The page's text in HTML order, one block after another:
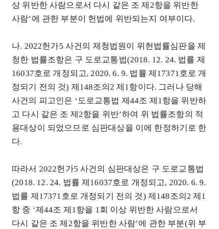
상 위반한 사람으로서 다시 같은 조 제2항을 위반한
사람’에 관한 부분이 헌법에 위반되는지 여부이다.
나. 2022헌가5 사건의 제청법원이 위헌법률심판을 제
청한 법률조항은 구 도로교통법(2018. 12. 24. 법률 제
16037호로 개정되고, 2020. 6. 9. 법률 제17371호로 개
정되기 전의 것) 제148조의2 제1항이다. 그러나 당해
사건의 피고인은 ‘도로교통법 제44조 제1항을 위반하
고 다시 같은 조 제2항을 위반’하여 위 법률조항의 적
용대상이 되었으므로 심판대상을 이에 한정하기로 한
다.
따라서 2022헌가5 사건의 심판대상은 구 도로교통법
(2018. 12. 24. 법률 제16037호로 개정되고, 2020. 6. 9.
법률 제17371호로 개정되기 전의 것) 제148조의2 제1
항 중 ‘제44조 제1항을 1회 이상 위반한 사람으로서
다시 같은 조 제2항을 위반한 사람’에 관한 부분(위 부